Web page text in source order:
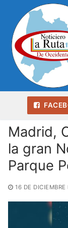
contenido
Madrid,
la gran
Parque
16 DE